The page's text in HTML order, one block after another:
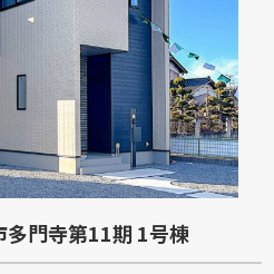
多門寺第11期 1号棟